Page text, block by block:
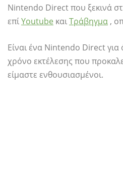
Nintendo Direct που ξεκινά
επίYoutube καιΤράβηγμα ,
Είναι ένα Nintendo Direct για
χρόνο εκτέλεσης που
είμαστε ενθουσιασμένοι.